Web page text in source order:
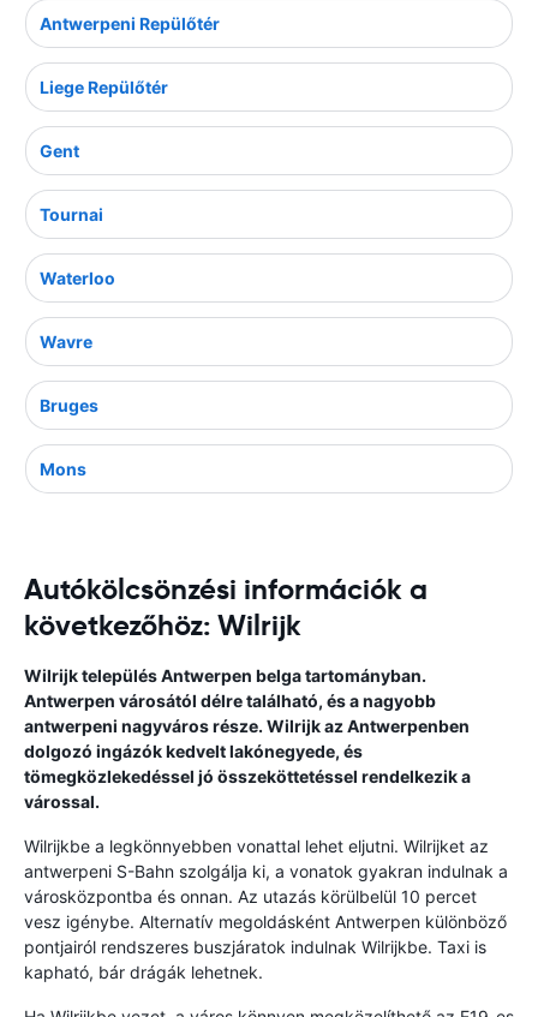
Antwerpeni Repülőtér
Liege Repülőtér
Gent
Tournai
Waterloo
Wavre
Bruges
Mons
Autókölcsönzési információk a
következőhöz: Wilrijk
Wilrijk település Antwerpen belga tartományban.
Antwerpen városától délre található, és a nagyobb
antwerpeni nagyváros része. Wilrijk az Antwerpenben
dolgozó ingázók kedvelt lakónegyede, és
tömegközlekedéssel jó összeköttetéssel rendelkezik a
várossal.
Wilrijkbe a legkönnyebben vonattal lehet eljutni. Wilrijket az
antwerpeni S-Bahn szolgálja ki, a vonatok gyakran indulnak a
városközpontba és onnan. Az utazás körülbelül 10 percet
vesz igénybe. Alternatív megoldásként Antwerpen különböző
pontjairól rendszeres buszjáratok indulnak Wilrijkbe. Taxi is
kapható, bár drágák lehetnek.